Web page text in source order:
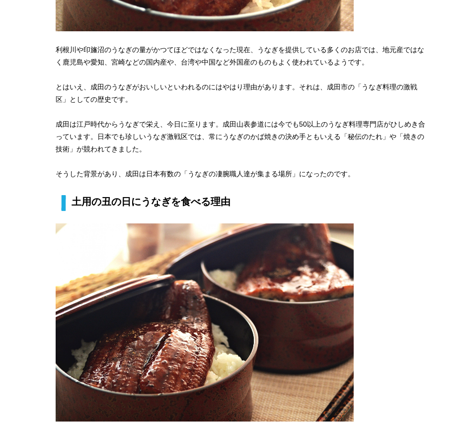
利根川や印旛沼のうなぎの量がかつてほどではなくなった現在、うなぎを提供している多くのお店では、地元産ではな
く鹿児島や愛知、宮崎などの国内産や、台湾や中国など外国産のものもよく使われているようです。
とはいえ、成田のうなぎがおいしいといわれるのにはやはり理由があります。それは、成田市の「うなぎ料理の激戦
区」としての歴史です。
成田は江戸時代からうなぎで栄え、今日に至ります。成田山表参道には今でも50以上のうなぎ料理専門店がひしめき合
っています。日本でも珍しいうなぎ激戦区では、常にうなぎのかば焼きの決め手ともいえる「秘伝のたれ」や「焼きの
技術」が競われてきました。
そうした背景があり、成田は日本有数の「うなぎの凄腕職人達が集まる場所」になったのです。
土用の丑の日にうなぎを食べる理由